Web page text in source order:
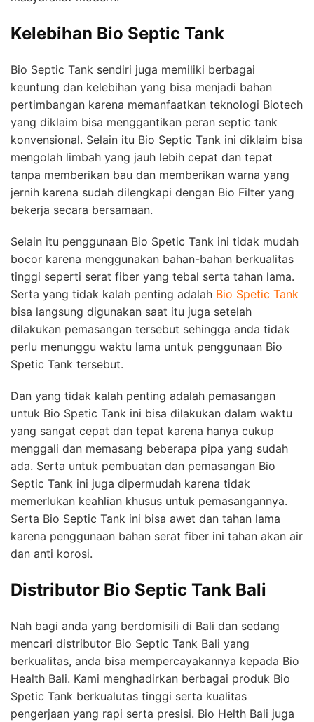
Kelebihan Bio Septic Tank
Bio Septic Tank sendiri juga memiliki berbagai
keuntung dan kelebihan yang bisa menjadi bahan
pertimbangan karena memanfaatkan teknologi Biotech
yang diklaim bisa menggantikan peran septic tank
konvensional. Selain itu Bio Septic Tank ini diklaim bisa
mengolah limbah yang jauh lebih cepat dan tepat
tanpa memberikan bau dan memberikan warna yang
jernih karena sudah dilengkapi dengan Bio Filter yang
bekerja secara bersamaan.
Selain itu penggunaan Bio Spetic Tank ini tidak mudah
bocor karena menggunakan bahan-bahan berkualitas
tinggi seperti serat fiber yang tebal serta tahan lama.
Serta yang tidak kalah penting adalah Bio Spetic Tank
bisa langsung digunakan saat itu juga setelah
dilakukan pemasangan tersebut sehingga anda tidak
perlu menunggu waktu lama untuk penggunaan Bio
Spetic Tank tersebut.
Dan yang tidak kalah penting adalah pemasangan
untuk Bio Spetic Tank ini bisa dilakukan dalam waktu
yang sangat cepat dan tepat karena hanya cukup
menggali dan memasang beberapa pipa yang sudah
ada. Serta untuk pembuatan dan pemasangan Bio
Septic Tank ini juga dipermudah karena tidak
memerlukan keahlian khusus untuk pemasangannya.
Serta Bio Septic Tank ini bisa awet dan tahan lama
karena penggunaan bahan serat fiber ini tahan akan air
dan anti korosi.
Distributor Bio Septic Tank Bali
Nah bagi anda yang berdomisili di Bali dan sedang
mencari distributor Bio Septic Tank Bali yang
berkualitas, anda bisa mempercayakannya kepada Bio
Health Bali. Kami menghadirkan berbagai produk Bio
Spetic Tank berkualutas tinggi serta kualitas
pengerjaan yang rapi serta presisi. Bio Helth Bali juga